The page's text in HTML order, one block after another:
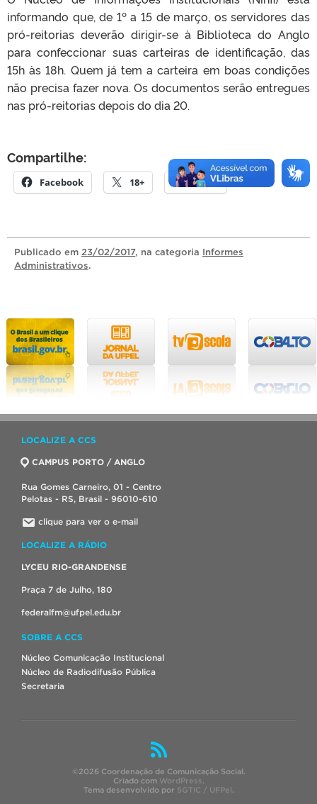
informando que, de 1º a 15 de março, os servidores das
pró-reitorias deverão dirigir-se à Biblioteca do Anglo
para confeccionar suas carteiras de identificação, das
15h às 18h. Quem já tem a carteira em boas condições
não precisa fazer nova. Os documentos serão entregues
nas pró-reitorias depois do dia 20.
Compartilhe:
Facebook 18+ E-mail
Publicado em 23/02/2017, na categoria Informes
Administrativos.
LOCALIZE A CCS
CAMPUS PORTO / ANGLO
Rua Gomes Carneiro, 01 - Centro
Pelotas - RS, Brasil - 96010-610
clique para ver o e-mail
LOCALIZE A RÁDIO
LYCEU RIO-GRANDENSE
Praça 7 de Julho, 180
federalfm@ufpel.edu.br
SOBRE A CCS
Núcleo Comunicação Institucional
Núcleo de Radiodifusão Pública
Secretaria
©2026 Coordenação de Comunicação Social.
Criado com WordPress.
Tema desenvolvido por SGTIC / UFPel.